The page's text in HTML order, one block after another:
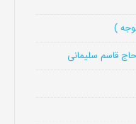
قاسم سلیمانی